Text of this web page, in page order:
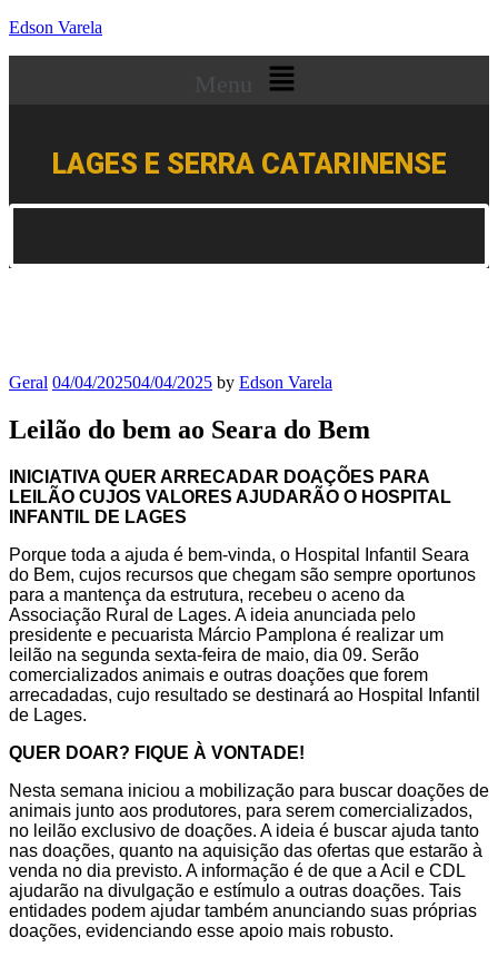
Edson Varela
Menu
LAGES E SERRA CATARINENSE
Geral 04/04/202504/04/2025 by Edson Varela
Leilão do bem ao Seara do Bem
INICIATIVA QUER ARRECADAR DOAÇÕES PARA
LEILÃO CUJOS VALORES AJUDARÃO O HOSPITAL
INFANTIL DE LAGES
Porque toda a ajuda é bem-vinda, o Hospital Infantil Seara
do Bem, cujos recursos que chegam são sempre oportunos
para a mantença da estrutura, recebeu o aceno da
Associação Rural de Lages. A ideia anunciada pelo
presidente e pecuarista Márcio Pamplona é realizar um
leilão na segunda sexta-feira de maio, dia 09. Serão
comercializados animais e outras doações que forem
arrecadadas, cujo resultado se destinará ao Hospital Infantil
de Lages.
QUER DOAR? FIQUE À VONTADE!
Nesta semana iniciou a mobilização para buscar doações de
animais junto aos produtores, para serem comercializados,
no leilão exclusivo de doações. A ideia é buscar ajuda tanto
nas doações, quanto na aquisição das ofertas que estarão à
venda no dia previsto. A informação é de que a Acil e CDL
ajudarão na divulgação e estímulo a outras doações. Tais
entidades podem ajudar também anunciando suas próprias
doações, evidenciando esse apoio mais robusto.